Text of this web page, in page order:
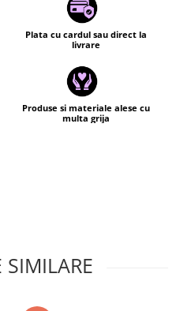
Plata cu cardul sau direct la
livrare
Produse si materiale alese cu
multa grija
SIMILARE